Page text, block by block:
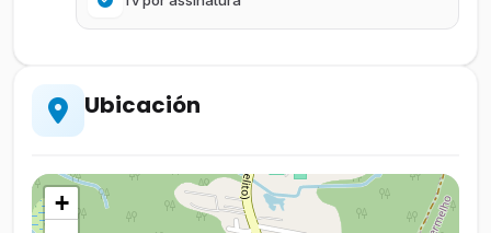
Ubicación
+